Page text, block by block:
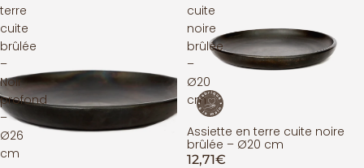
terre
cuite
brûlée
–
Noir
profond
–
Ø26
cm
cuite
noire
brûlée
–
Ø20
cm
ÉPUISÉ
Assiette en terre cuite noire
brûlée – Ø20 cm
12,71€